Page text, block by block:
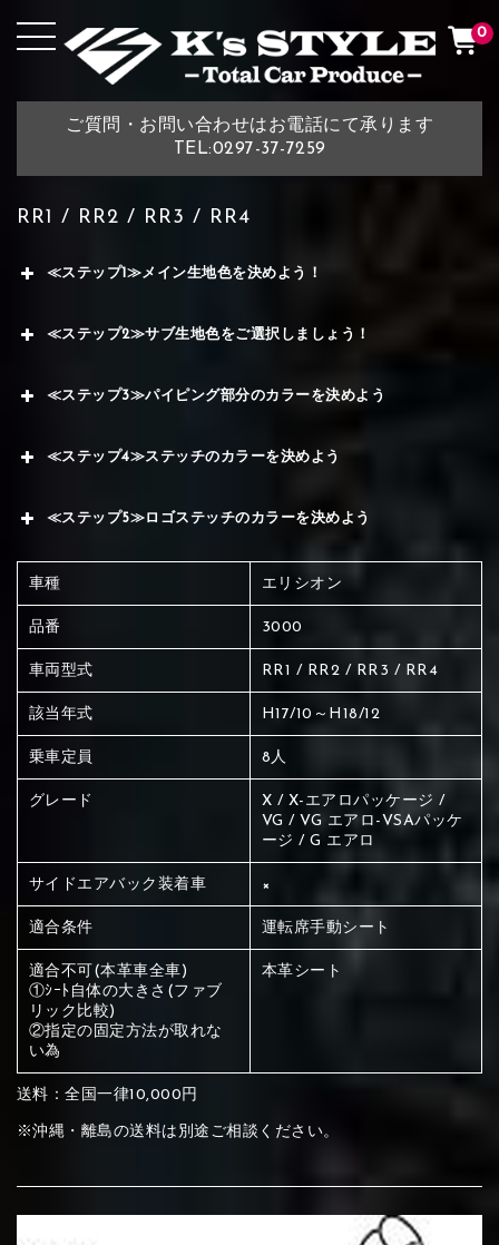
ご質問・お問い合わせはお電話にて承ります
TEL:0297-37-7259
0
RR1 / RR2 / RR3 / RR4
≪ステップ1≫メイン生地色を決めよう！
赤く塗られている場所を選択
ください
メイン生地は下記16種類からご選択ください。
③Red
≪ステップ2≫サブ生地色をご選択しましょう！
赤く塗られている部分にカラ
ー選択ください
≪ステップ3≫パイピング部分のカラーを決めよう
≪ステップ4≫ステッチのカラーを決めよう
赤く塗られている場所を選択
≪ステップ5≫ロゴステッチのカラーを決めよう
赤く塗られている場所を選択
車種 エリシオン
品番 3000
車両型式 RR1 / RR2 / RR3 / RR4
該当年式 H17/10～H18/12
乗車定員 8人
グレード
X / X-エアロパッケージ /
VG / VG エアロ-VSAパッケ
ージ / G エアロ
サイドエアバック装着車 ×
適合条件 運転席手動シート
適合不可(本革車全車)
①ｼｰﾄ自体の大きさ(ファブ
リック比較)
②指定の固定方法が取れな
い為
本革シート
送料：全国一律10,000円
※沖縄・離島の送料は別途ご相談ください。